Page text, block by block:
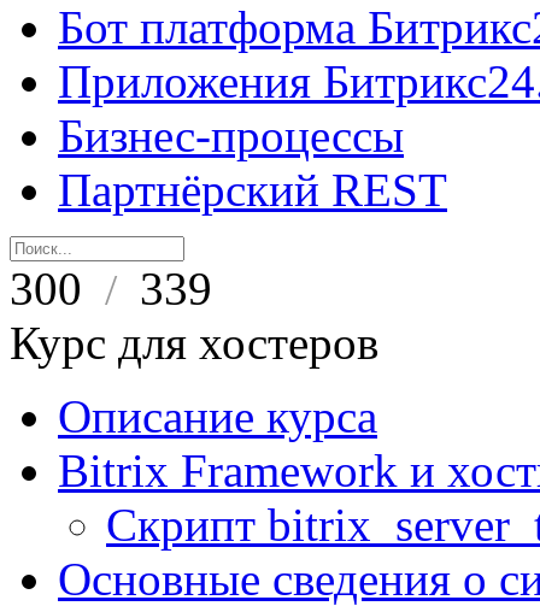
Бот платформа
Приложения
Бизнес-процессы
Партнёрский REST
300 / 339
Курс для хостеров
Описание курса
Bitrix Framework и
Скрипт
Основные сведения о